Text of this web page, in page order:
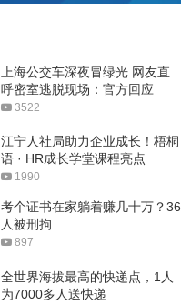
上海公交车深夜冒绿光 网友直
呼密室逃脱现场：官方回应
3522
江宁人社局助力企业成长！梧桐
语 · HR成长学堂课程亮点
1990
考个证书在家躺着赚几十万？36
人被刑拘
897
全世界海拔最高的快递点，1人
为7000多人送快递